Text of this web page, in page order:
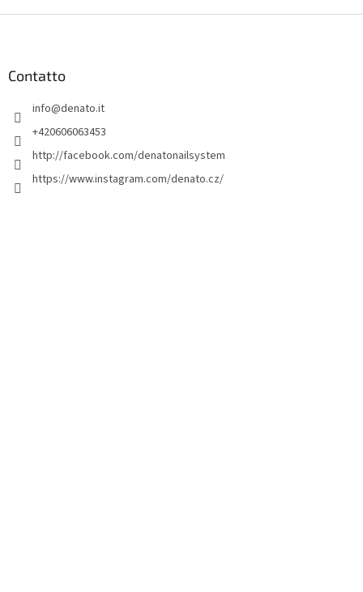
Contatto
info@denato.it
+420606063453
http://facebook.com/denatonailsystem
https://www.instagram.com/denato.cz/